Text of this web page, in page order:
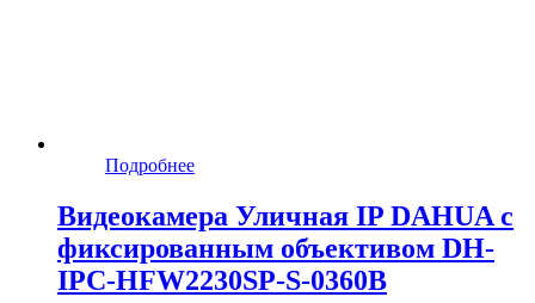
Подробнее
Видеокамера Уличная IP DAHUA с
фиксированным объективом DH-
IPC-HFW2230SP-S-0360B